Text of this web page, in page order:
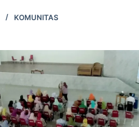
KOMUNITAS